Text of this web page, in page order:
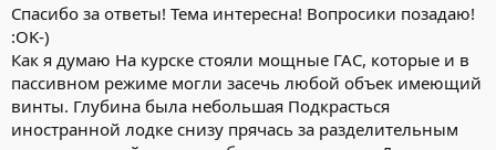
Спасибо за ответы! Тема интересна! Вопросики позадаю!
:OK-)
Как я думаю На курске стояли мощные ГАС, которые и в
пассивном режиме могли засечь любой объек имеющий
винты. Глубина была небольшая Подкрасться
иностранной лодке снизу прячась за разделительным